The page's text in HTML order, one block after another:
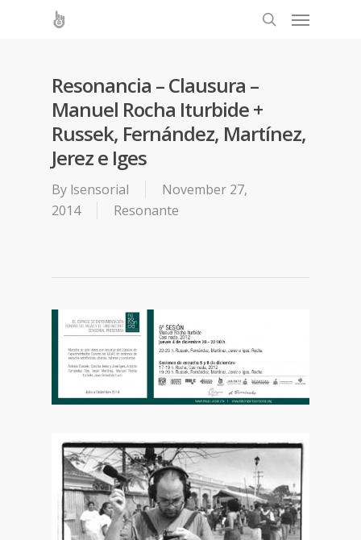
Resonancia – Clausura –
Manuel Rocha Iturbide +
Russek, Fernández, Martínez,
Jerez e Iges
By lsensorial
November 27,
2014
Resonante